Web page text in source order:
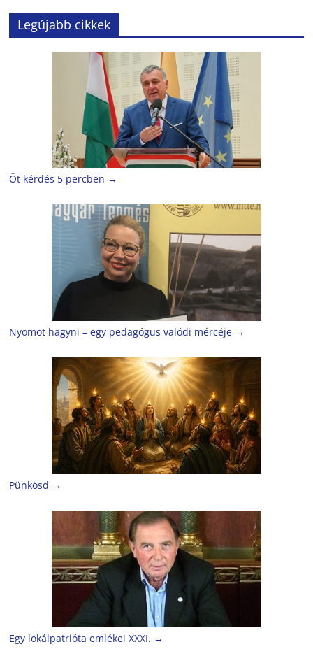
Legújabb cikkek
Öt kérdés 5 percben →
Nyomot hagyni – egy pedagógus valódi mércéje →
Pünkösd →
Egy lokálpatrióta emlékei XXXI. →